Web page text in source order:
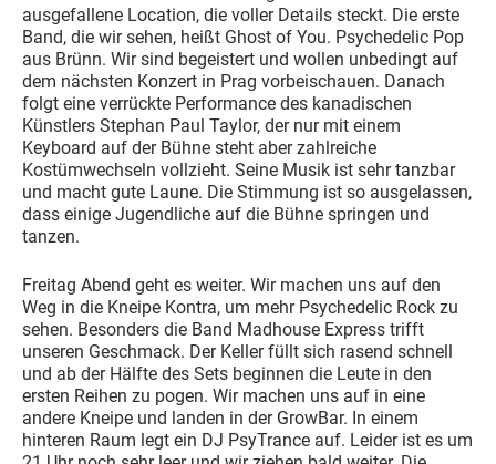
ausgefallene Location, die voller Details steckt. Die erste
Band, die wir sehen, heißt Ghost of You. Psychedelic Pop
aus Brünn. Wir sind begeistert und wollen unbedingt auf
dem nächsten Konzert in Prag vorbeischauen. Danach
folgt eine verrückte Performance des kanadischen
Künstlers Stephan Paul Taylor, der nur mit einem
Keyboard auf der Bühne steht aber zahlreiche
Kostümwechseln vollzieht. Seine Musik ist sehr tanzbar
und macht gute Laune. Die Stimmung ist so ausgelassen,
dass einige Jugendliche auf die Bühne springen und
tanzen.
Freitag Abend geht es weiter. Wir machen uns auf den
Weg in die Kneipe Kontra, um mehr Psychedelic Rock zu
sehen. Besonders die Band Madhouse Express trifft
unseren Geschmack. Der Keller füllt sich rasend schnell
und ab der Hälfte des Sets beginnen die Leute in den
ersten Reihen zu pogen. Wir machen uns auf in eine
andere Kneipe und landen in der GrowBar. In einem
hinteren Raum legt ein DJ PsyTrance auf. Leider ist es um